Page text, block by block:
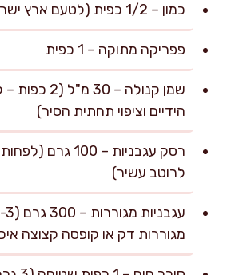
כמון – 1/2 כפית (לטעם ארץ ישראלי עמוק)
פפריקה מתוקה – 1 כפית
שמן קנולה –
הידיים וציפוי תחתית הסיר)
לרוטב עשיר)
מגוררות דק או קופסה קצוצה